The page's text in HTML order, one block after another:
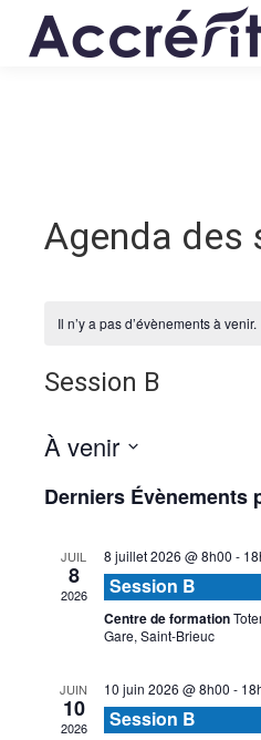
Agenda des
Il n’y a pas d’évènements à venir.
Session B
À venir
une
Derniers Évènements
JUIL
8
2026
8 juillet 2026 @ 8h00 -
Session B
Centre de formation
Gare, Saint-Brieuc
JUIN
10
2026
10 juin 2026 @ 8h00 -
Session B